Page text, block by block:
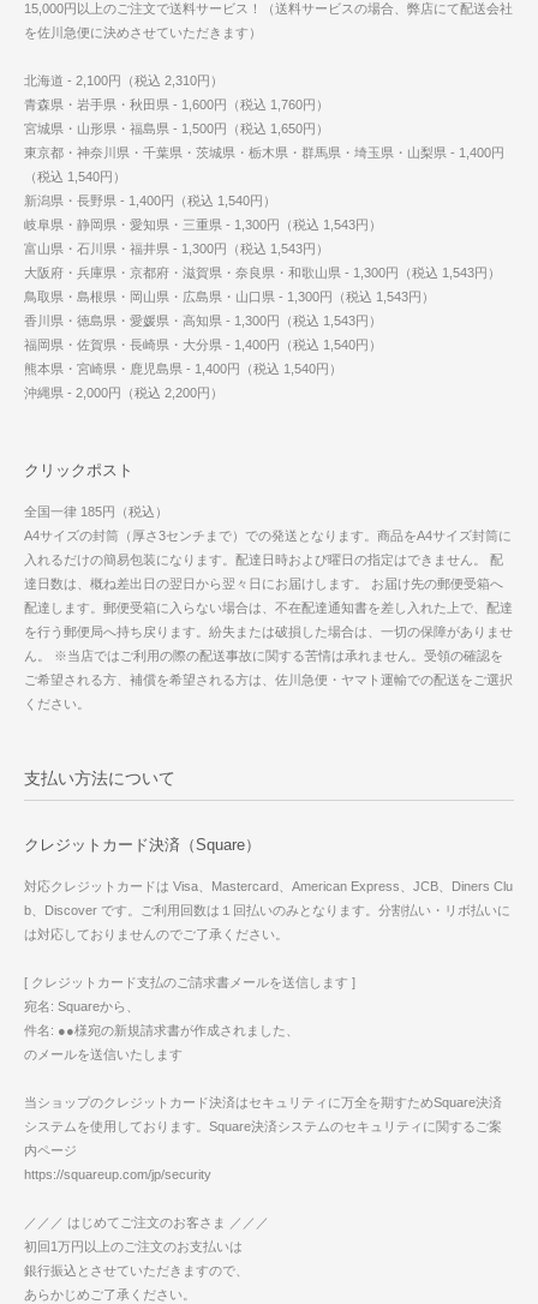
15,000円以上のご注文で送料サービス！（送料サービスの場合、弊店にて配送会社
を佐川急便に決めさせていただきます）
北海道 - 2,100円（税込 2,310円）
青森県・岩手県・秋田県 - 1,600円（税込 1,760円）
宮城県・山形県・福島県 - 1,500円（税込 1,650円）
東京都・神奈川県・千葉県・茨城県・栃木県・群馬県・埼玉県・山梨県 - 1,400円
（税込 1,540円）
新潟県・長野県 - 1,400円（税込 1,540円）
岐阜県・静岡県・愛知県・三重県 - 1,300円（税込 1,543円）
富山県・石川県・福井県 - 1,300円（税込 1,543円）
大阪府・兵庫県・京都府・滋賀県・奈良県・和歌山県 - 1,300円（税込 1,543円）
鳥取県・島根県・岡山県・広島県・山口県 - 1,300円（税込 1,543円）
香川県・徳島県・愛媛県・高知県 - 1,300円（税込 1,543円）
福岡県・佐賀県・長崎県・大分県 - 1,400円（税込 1,540円）
熊本県・宮崎県・鹿児島県 - 1,400円（税込 1,540円）
沖縄県 - 2,000円（税込 2,200円）
クリックポスト
全国一律 185円（税込）
A4サイズの封筒（厚さ3センチまで）での発送となります。商品をA4サイズ封筒に
入れるだけの簡易包装になります。配達日時および曜日の指定はできません。 配
達日数は、概ね差出日の翌日から翌々日にお届けします。 お届け先の郵便受箱へ
配達します。郵便受箱に入らない場合は、不在配達通知書を差し入れた上で、配達
を行う郵便局へ持ち戻ります。紛失または破損した場合は、一切の保障がありませ
ん。 ※当店ではご利用の際の配送事故に関する苦情は承れません。受領の確認を
ご希望される方、補償を希望される方は、佐川急便・ヤマト運輸での配送をご選択
ください。
支払い方法について
クレジットカード決済（Square）
対応クレジットカードは Visa、Mastercard、American Express、JCB、Diners Clu
b、Discover です。ご利用回数は１回払いのみとなります。分割払い・リボ払いに
は対応しておりませんのでご了承ください。
[ クレジットカード支払のご請求書メールを送信します ]
宛名: Squareから、
件名: ●●様宛の新規請求書が作成されました、
のメールを送信いたします
当ショップのクレジットカード決済はセキュリティに万全を期すためSquare決済
システムを使用しております。Square決済システムのセキュリティに関するご案
内ページ
https://squareup.com/jp/security
／／／ はじめてご注文のお客さま ／／／
初回1万円以上のご注文のお支払いは
銀行振込とさせていただきますので、
あらかじめご了承ください。